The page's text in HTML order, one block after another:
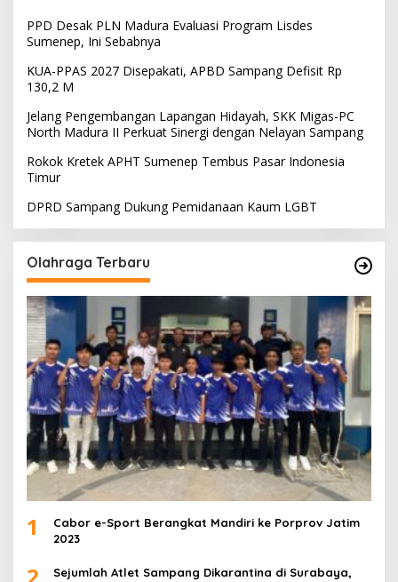
PPD Desak PLN Madura Evaluasi Program Lisdes
Sumenep, Ini Sebabnya
KUA-PPAS 2027 Disepakati, APBD Sampang Defisit Rp
130,2 M
Jelang Pengembangan Lapangan Hidayah, SKK Migas-PC
North Madura II Perkuat Sinergi dengan Nelayan Sampang
Rokok Kretek APHT Sumenep Tembus Pasar Indonesia
Timur
DPRD Sampang Dukung Pemidanaan Kaum LGBT
Olahraga Terbaru
1
Cabor e-Sport Berangkat Mandiri ke Porprov Jatim
2023
2
Sejumlah Atlet Sampang Dikarantina di Surabaya,